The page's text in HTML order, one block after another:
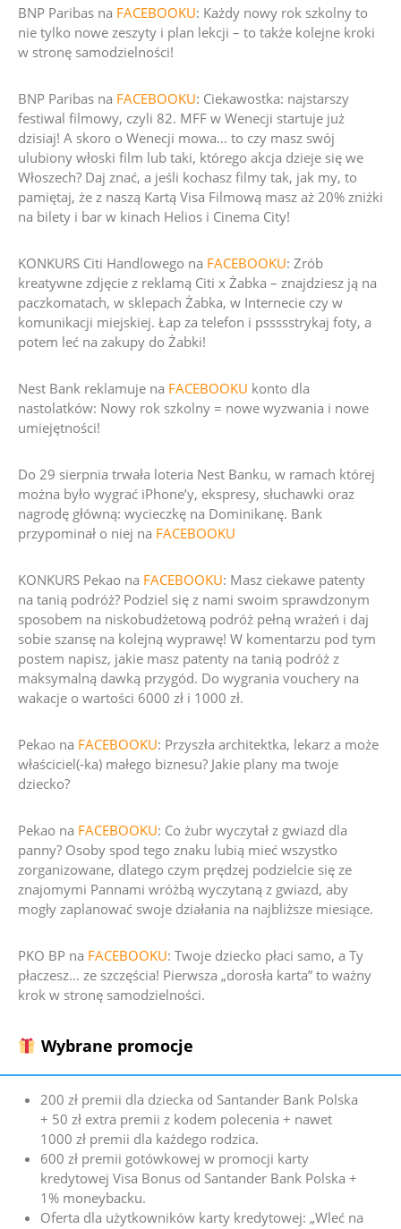
BNP Paribas na FACEBOOKU: Każdy nowy rok szkolny to
nie tylko nowe zeszyty i plan lekcji – to także kolejne kroki
w stronę samodzielności!
BNP Paribas na FACEBOOKU: Ciekawostka: najstarszy
festiwal filmowy, czyli 82. MFF w Wenecji startuje już
dzisiaj! A skoro o Wenecji mowa… to czy masz swój
ulubiony włoski film lub taki, którego akcja dzieje się we
Włoszech? Daj znać, a jeśli kochasz filmy tak, jak my, to
pamiętaj, że z naszą Kartą Visa Filmową masz aż 20% zniżki
na bilety i bar w kinach Helios i Cinema City!
KONKURS Citi Handlowego na FACEBOOKU: Zrób
kreatywne zdjęcie z reklamą Citi x Żabka – znajdziesz ją na
paczkomatach, w sklepach Żabka, w Internecie czy w
komunikacji miejskiej. Łap za telefon i pssssstrykaj foty, a
potem leć na zakupy do Żabki!
Nest Bank reklamuje na FACEBOOKU konto dla
nastolatków: Nowy rok szkolny = nowe wyzwania i nowe
umiejętności!
Do 29 sierpnia trwała loteria Nest Banku, w ramach której
można było wygrać iPhone’y, ekspresy, słuchawki oraz
nagrodę główną: wycieczkę na Dominikanę. Bank
przypominał o niej na FACEBOOKU
KONKURS Pekao na FACEBOOKU: Masz ciekawe patenty
na tanią podróż? Podziel się z nami swoim sprawdzonym
sposobem na niskobudżetową podróż pełną wrażeń i daj
sobie szansę na kolejną wyprawę! W komentarzu pod tym
postem napisz, jakie masz patenty na tanią podróż z
maksymalną dawką przygód. Do wygrania vouchery na
wakacje o wartości 6000 zł i 1000 zł.
Pekao na FACEBOOKU: Przyszła architektka, lekarz a może
właściciel(-ka) małego biznesu? Jakie plany ma twoje
dziecko?
Pekao na FACEBOOKU: Co żubr wyczytał z gwiazd dla
panny? Osoby spod tego znaku lubią mieć wszystko
zorganizowane, dlatego czym prędzej podzielcie się ze
znajomymi Pannami wróżbą wyczytaną z gwiazd, aby
mogły zaplanować swoje działania na najbliższe miesiące.
PKO BP na FACEBOOKU: Twoje dziecko płaci samo, a Ty
płaczesz… ze szczęścia! Pierwsza „dorosła karta” to ważny
krok w stronę samodzielności.
Wybrane promocje
200 zł premii dla dziecka od Santander Bank Polska
+ 50 zł extra premii z kodem polecenia + nawet
1000 zł premii dla każdego rodzica.
600 zł premii gotówkowej w promocji karty
kredytowej Visa Bonus od Santander Bank Polska +
1% moneybacku.
Oferta dla użytkowników karty kredytowej: „Wleć na